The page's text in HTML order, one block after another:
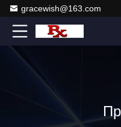
gracewish@163.com